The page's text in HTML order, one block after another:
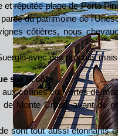
et réputée plage de Porto
du patrimoine de
côtières, nous
avec des produits
sur la côte
collines couvertes de
Monte Crobu, avant de
sont tout aussi étonnants